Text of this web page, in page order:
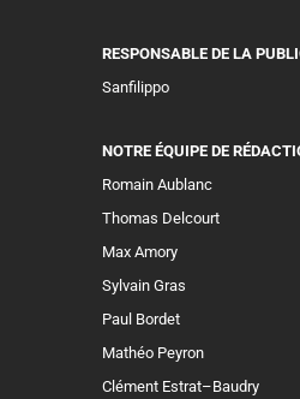
RESPONSABLE DE LA
Sanfilippo
NOTRE ÉQUIPE DE
Romain Aublanc
Thomas Delcourt
Max Amory
Sylvain Gras
Paul Bordet
Mathéo Peyron
Clément Estrat–Baudry